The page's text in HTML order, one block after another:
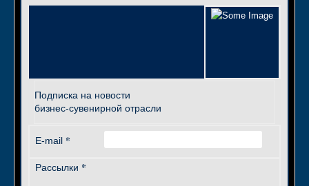
Подписка на новости
бизнес-сувенирной отрасли
E-mail *
Рассылки *